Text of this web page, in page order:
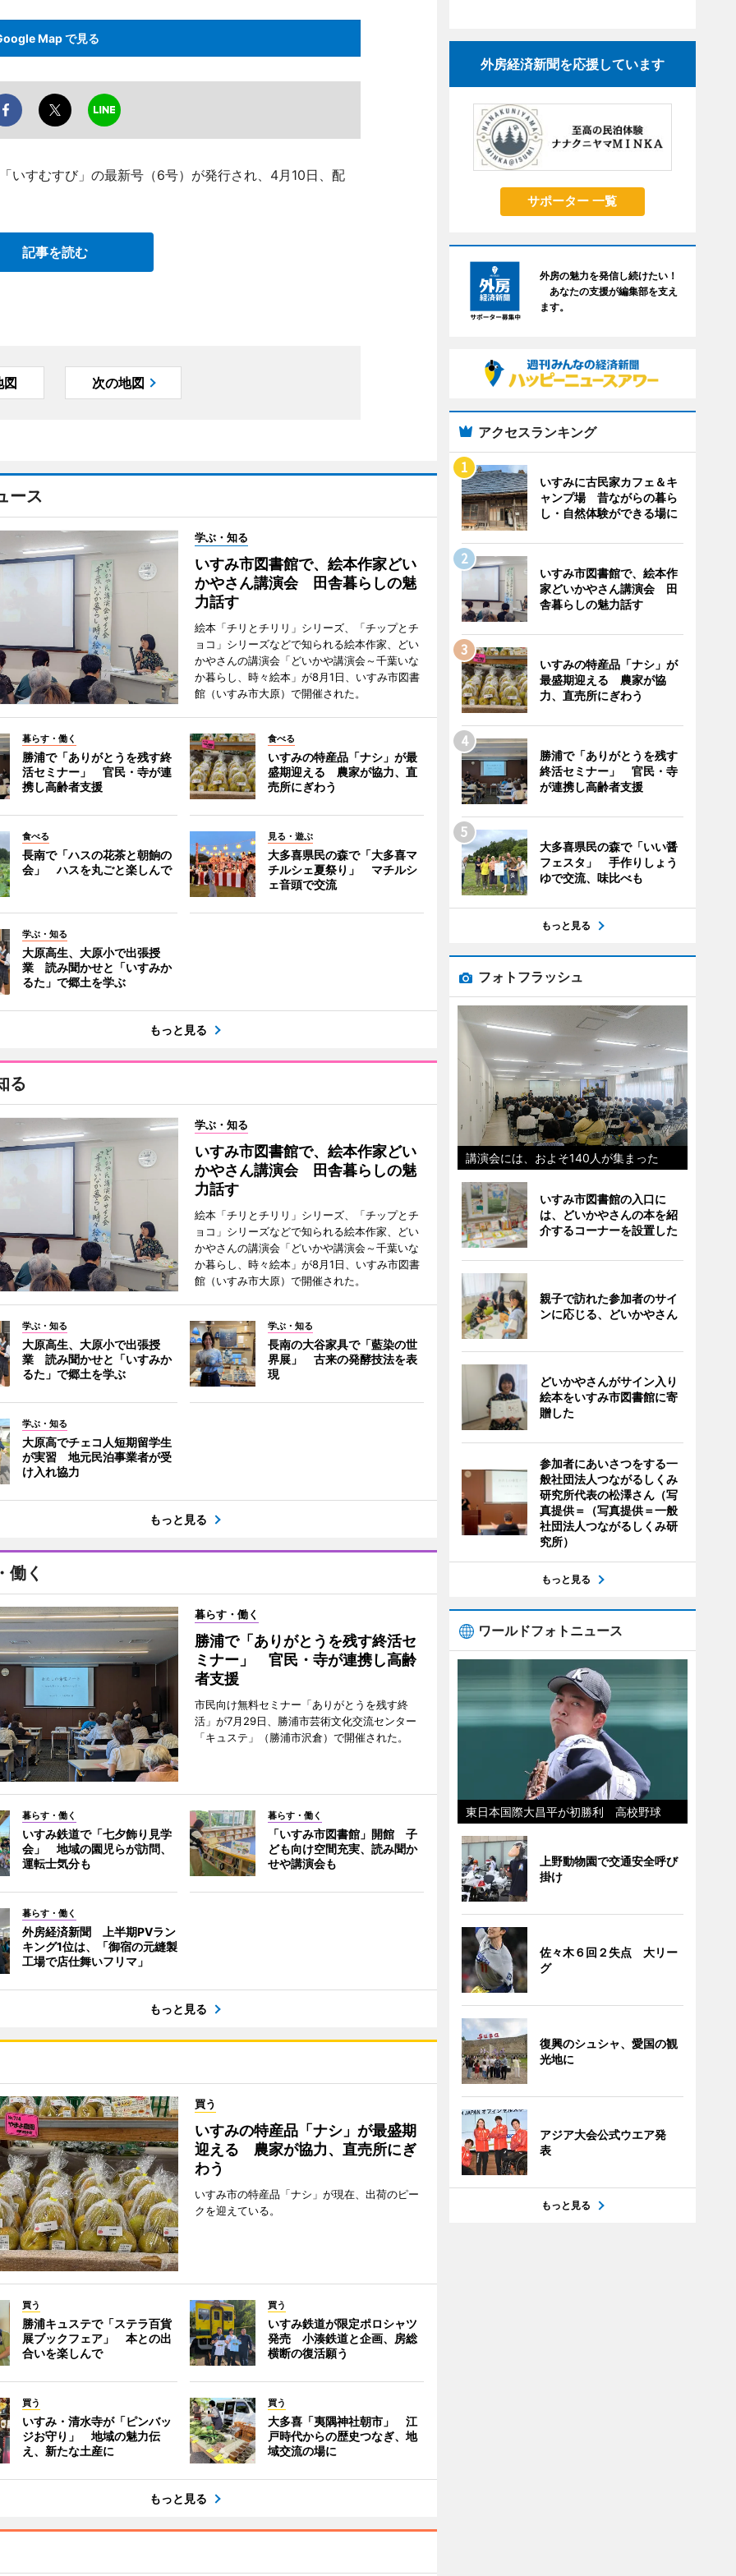
Map で見る
いすむすび」の最新号（6号）が発行され、4月10日、配
記事を読む
図 次の地図
ース
学ぶ・知る
いすみ市図書館で、絵本作家どい
かやさん講演会 田舎暮らしの魅
力話す
絵本「チリとチリリ」シリーズ、「チップとチ
ョコ」シリーズなどで知られる絵本作家、どい
かやさんの講演会「どいかや講演会～千葉いな
か暮らし、時々絵本」が8月1日、いすみ市図書
館（いすみ市大原）で開催された。
暮らす・働く
勝浦で「ありがとうを残す終
活セミナー」 官民・寺が連
携し高齢者支援
食べる
いすみの特産品「ナシ」が最
盛期迎える 農家が協力、直
売所にぎわう
食べる
長南で「ハスの花茶と朝餉の
会」 ハスを丸ごと楽しんで
見る・遊ぶ
大多喜県民の森で「大多喜マ
チルシェ夏祭り」 マチルシ
ェ音頭で交流
学ぶ・知る
大原高生、大原小で出張授
業 読み聞かせと「いすみか
るた」で郷土を学ぶ
もっと見る
る
学ぶ・知る
いすみ市図書館で、絵本作家どい
かやさん講演会 田舎暮らしの魅
力話す
絵本「チリとチリリ」シリーズ、「チップとチ
ョコ」シリーズなどで知られる絵本作家、どい
かやさんの講演会「どいかや講演会～千葉いな
か暮らし、時々絵本」が8月1日、いすみ市図書
館（いすみ市大原）で開催された。
学ぶ・知る
大原高生、大原小で出張授
業 読み聞かせと「いすみか
るた」で郷土を学ぶ
学ぶ・知る
長南の大谷家具で「藍染の世
界展」 古来の発酵技法を表
現
学ぶ・知る
大原高でチェコ人短期留学生
が実習 地元民泊事業者が受
け入れ協力
もっと見る
働く
暮らす・働く
勝浦で「ありがとうを残す終活セ
ミナー」 官民・寺が連携し高齢
者支援
市民向け無料セミナー「ありがとうを残す終
活」が7月29日、勝浦市芸術文化交流センター
「キュステ」（勝浦市沢倉）で開催された。
暮らす・働く
いすみ鉄道で「七夕飾り見学
会」 地域の園児らが訪問、
運転士気分も
暮らす・働く
「いすみ市図書館」開館 子
ども向け空間充実、読み聞か
せや講演会も
暮らす・働く
外房経済新聞 上半期PVラン
キング1位は、「御宿の元縫製
工場で店仕舞いフリマ」
もっと見る
買う
いすみの特産品「ナシ」が最盛期
迎える 農家が協力、直売所にぎ
わう
いすみ市の特産品「ナシ」が現在、出荷のピー
クを迎えている。
買う
勝浦キュステで「ステラ百貨
展ブックフェア」 本との出
合いを楽しんで
買う
いすみ鉄道が限定ポロシャツ
発売 小湊鉄道と企画、房総
横断の復活願う
買う
いすみ・清水寺が「ピンバッ
ジお守り」 地域の魅力伝
え、新たな土産に
買う
大多喜「夷隅神社朝市」 江
戸時代からの歴史つなぎ、地
域交流の場に
もっと見る
外房経済新聞を応援しています
サポーター 一覧
外房の魅力を発信し続けたい！
あなたの支援が編集部を支え
ます。
アクセスランキング
いすみに古民家カフェ＆キ
ャンプ場 昔ながらの暮ら
し・自然体験ができる場に
いすみ市図書館で、絵本作
家どいかやさん講演会 田
舎暮らしの魅力話す
いすみの特産品「ナシ」が
最盛期迎える 農家が協
力、直売所にぎわう
勝浦で「ありがとうを残す
終活セミナー」 官民・寺
が連携し高齢者支援
大多喜県民の森で「いい醤
フェスタ」 手作りしょう
ゆで交流、味比べも
もっと見る
フォトフラッシュ
講演会には、およそ140人が集まった
いすみ市図書館の入口に
は、どいかやさんの本を紹
介するコーナーを設置した
親子で訪れた参加者のサイ
ンに応じる、どいかやさん
どいかやさんがサイン入り
絵本をいすみ市図書館に寄
贈した
参加者にあいさつをする一
般社団法人つながるしくみ
研究所代表の松澤さん（写
真提供＝（写真提供＝一般
社団法人つながるしくみ研
究所）
もっと見る
ワールドフォトニュース
東日本国際大昌平が初勝利 高校野球
上野動物園で交通安全呼び
掛け
佐々木６回２失点 大リー
グ
復興のシュシャ、愛国の観
光地に
アジア大会公式ウエア発
表
もっと見る